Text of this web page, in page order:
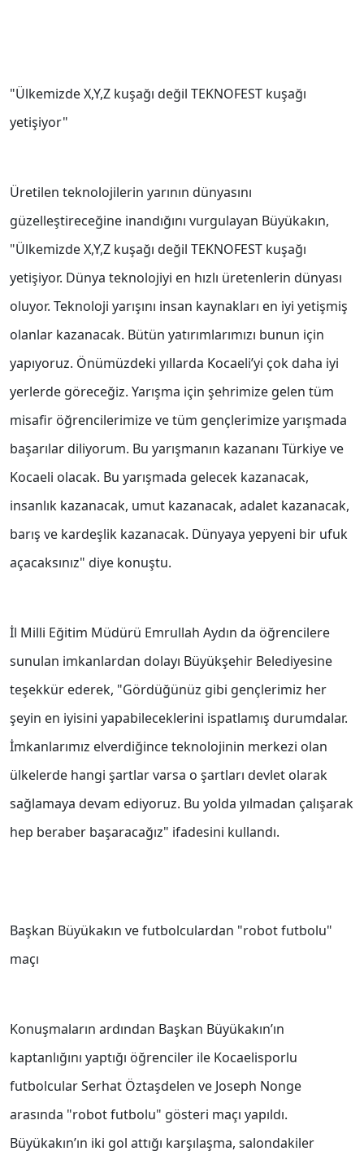
"Ülkemizde X,Y,Z kuşağı değil TEKNOFEST kuşağı
yetişiyor"
Üretilen teknolojilerin yarının dünyasını
güzelleştireceğine inandığını vurgulayan Büyükakın,
"Ülkemizde X,Y,Z kuşağı değil TEKNOFEST kuşağı
yetişiyor. Dünya teknolojiyi en hızlı üretenlerin dünyası
oluyor. Teknoloji yarışını insan kaynakları en iyi yetişmiş
olanlar kazanacak. Bütün yatırımlarımızı bunun için
yapıyoruz. Önümüzdeki yıllarda Kocaeli’yi çok daha iyi
yerlerde göreceğiz. Yarışma için şehrimize gelen tüm
misafir öğrencilerimize ve tüm gençlerimize yarışmada
başarılar diliyorum. Bu yarışmanın kazananı Türkiye ve
Kocaeli olacak. Bu yarışmada gelecek kazanacak,
insanlık kazanacak, umut kazanacak, adalet kazanacak,
barış ve kardeşlik kazanacak. Dünyaya yepyeni bir ufuk
açacaksınız" diye konuştu.
İl Milli Eğitim Müdürü Emrullah Aydın da öğrencilere
sunulan imkanlardan dolayı Büyükşehir Belediyesine
teşekkür ederek, "Gördüğünüz gibi gençlerimiz her
şeyin en iyisini yapabileceklerini ispatlamış durumdalar.
İmkanlarımız elverdiğince teknolojinin merkezi olan
ülkelerde hangi şartlar varsa o şartları devlet olarak
sağlamaya devam ediyoruz. Bu yolda yılmadan çalışarak
hep beraber başaracağız" ifadesini kullandı.
Başkan Büyükakın ve futbolculardan "robot futbolu"
maçı
Konuşmaların ardından Başkan Büyükakın’ın
kaptanlığını yaptığı öğrenciler ile Kocaelisporlu
futbolcular Serhat Öztaşdelen ve Joseph Nonge
arasında "robot futbolu" gösteri maçı yapıldı.
Büyükakın’ın iki gol attığı karşılaşma, salondakiler